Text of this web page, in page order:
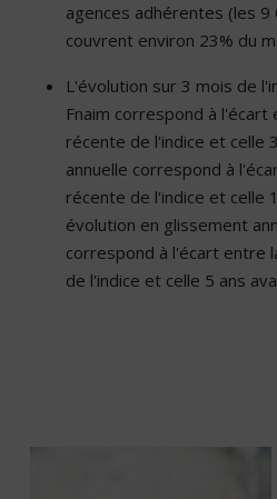
agences adhérentes (les 9
couvrent environ 23% du
L'évolution sur 3 mois de
Fnaim correspond à l'écart
récente de l'indice et celle
annuelle correspond à
récente de l'indice et celle
évolution en glissement
correspond à l'écart entre
de l'indice et celle 5 ans